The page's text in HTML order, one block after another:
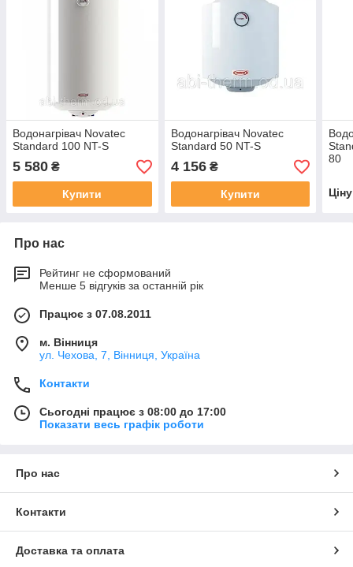
Водонагрівач Novatec
Standard 100 NT-S
5 580 ₴
Купити
Водонагрівач Novatec
Standard 50 NT-S
4 156₴
Купити
80
Про нас
Рейтинг не сформований
Менше 5 відгуків за останній рік
Працює з 07.08.2011
м. Вінниця
ул. Чехова, 7, Вінниця, Україна
Контакти
Сьогодні працює з 08:00 до 17:00
Показати весь графік роботи
Про нас
Контакти
Доставка та оплата